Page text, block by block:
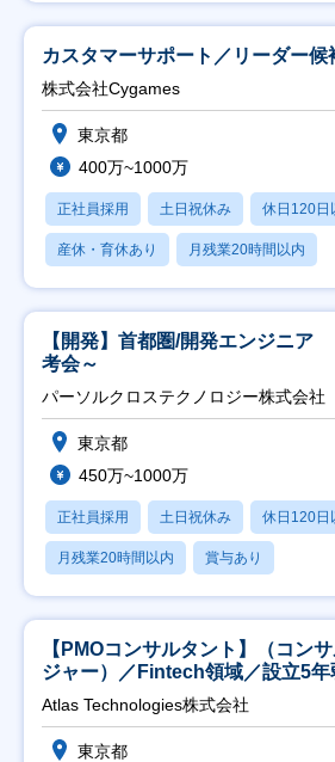
カスタマーサポート／リーダー候
株式会社Cygames
東京都
400万~1000万
正社員採用 土日祝休み 休日120日
産休・育休あり 月残業20時間以内
【開発】首都圏/開発エンジニア
考会～
パーソルクロステクノロジー株式会社
東京都
450万~1000万
正社員採用 土日祝休み 休日120日
月残業20時間以内 賞与あり
【PMOコンサルタント】（コン
ジャー）／Fintech領域／設立5年
Atlas Technologies株式会社
東京都